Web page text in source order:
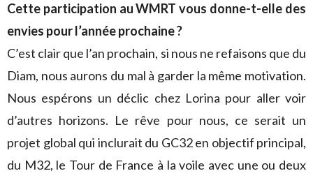
Cette participation au WMRT vous donne-t-elle des
envies pour l’année prochaine ?
C’est clair que l’an prochain, si nous ne refaisons que du
Diam, nous aurons du mal à garder la même motivation.
Nous espérons un déclic chez Lorina pour aller voir
d’autres horizons. Le rêve pour nous, ce serait un
projet global qui inclurait du GC32 en objectif principal,
du M32, le Tour de France à la voile avec une ou deux